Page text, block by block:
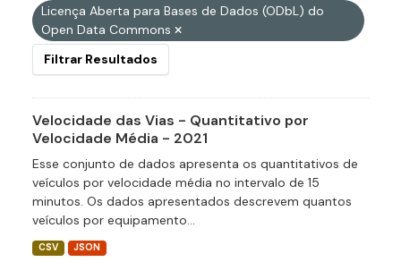
Licença Aberta para Bases de Dados (ODbL) do
Open Data Commons
Filtrar Resultados
Velocidade das Vias - Quantitativo por
Velocidade Média - 2021
Esse conjunto de dados apresenta os quantitativos de
veículos por velocidade média no intervalo de 15
minutos. Os dados apresentados descrevem quantos
veículos por equipamento...
CSV JSON